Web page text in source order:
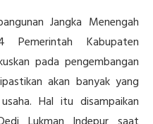
Jangka Menengah
Pemerintah Kabupaten
pada pengembangan
akan banyak yang
Hal itu disampaikan